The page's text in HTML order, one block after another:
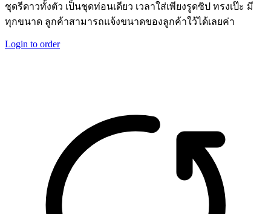
ชุดรีดาวทั้งตัว เป็นชุดท่อนเดียว เวลาใส่เพียงรูดซิป ทรงเป๊ะ มี
ทุกขนาด ลูกค้าสามารถแจ้งขนาดของลูกค้าใว้ได้เลยค่า
Login to order